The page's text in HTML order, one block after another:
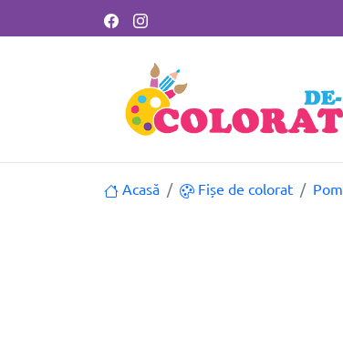
Acasă Fișe de colorat